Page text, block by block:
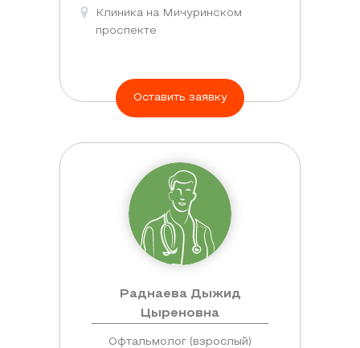
Клиника на Мичуринском
проспекте
Оставить заявку
Раднаева Дыжид
Цыреновна
Офтальмолог (взрослый)